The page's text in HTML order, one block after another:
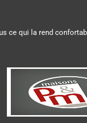
ce qui la rend